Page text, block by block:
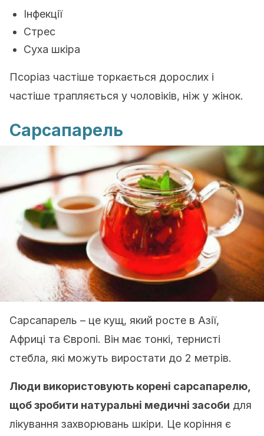
Інфекції
Стрес
Суха шкіра
Псоріаз частіше торкається дорослих і
частіше трапляється у чоловіків, ніж у жінок.
Сарсапарель
Сарсапарель – це кущ, який росте в Азії,
Африці та Європі. Він має тонкі, тернисті
стебла, які можуть виростати до 2 метрів.
Люди використовують корені сарсапарелю,
щоб зробити натуральні медичні засоби для
лікування захворювань шкіри. Це коріння є